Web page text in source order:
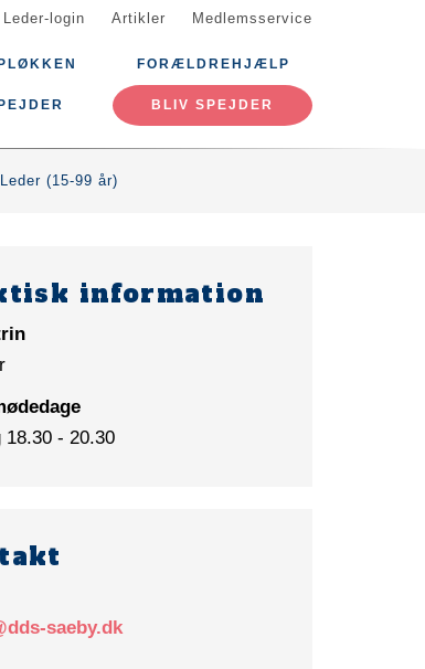
Leder-login Artikler Medlemsservice
PLØKKEN FORÆLDREHJÆLP
BLIV SPEJDER
Leder (15-99 år)
information
18.30 - 20.30
saeby.dk